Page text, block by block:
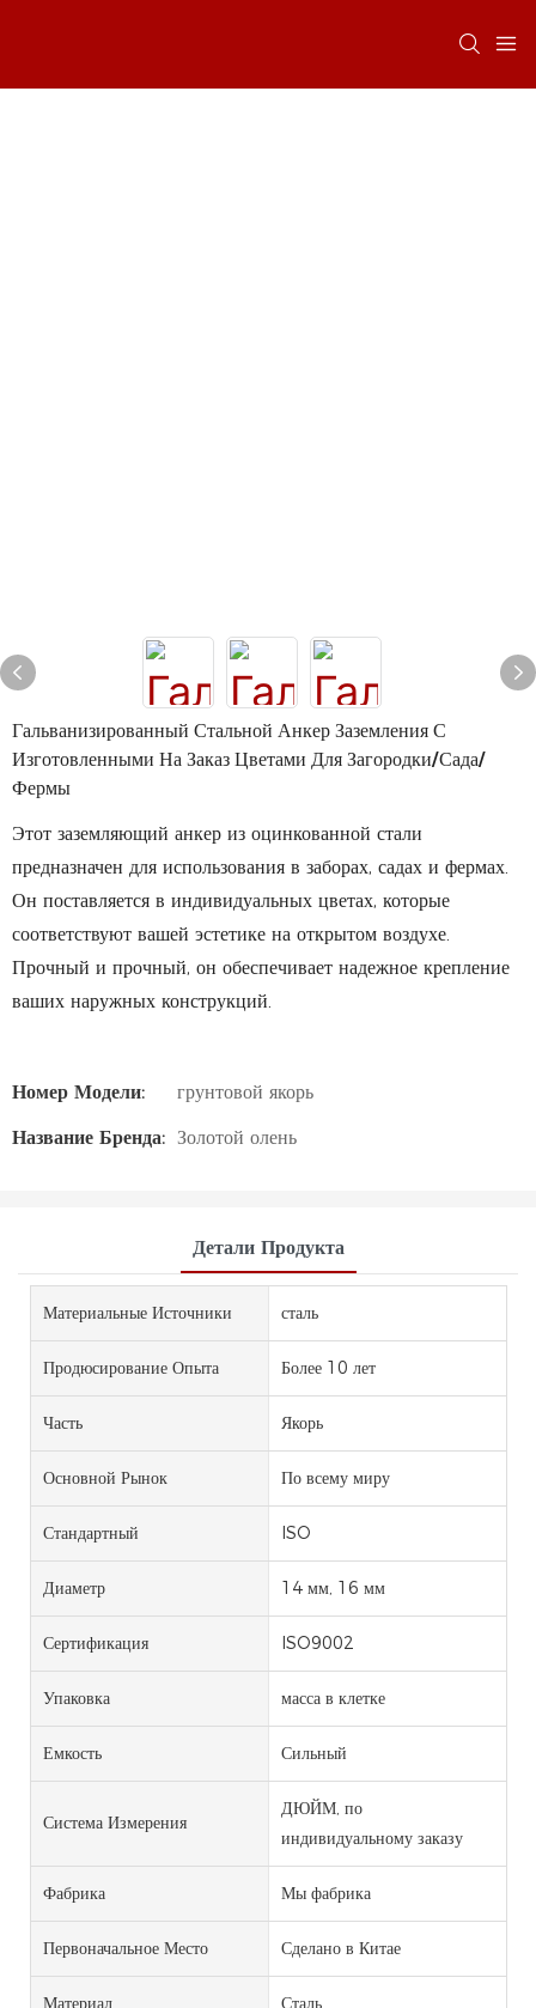
Гальванизированный Стальной Анкер Заземления С
Изготовленными На Заказ Цветами Для Загородки/сада/
Фермы
Этот заземляющий анкер из оцинкованной стали
предназначен для использования в заборах, садах и фермах.
Он поставляется в индивидуальных цветах, которые
соответствуют вашей эстетике на открытом воздухе.
Прочный и прочный, он обеспечивает надежное крепление
ваших наружных конструкций.
Номер Модели:
грунтовой якорь
Название Бренда: Золотой олень
Детали Продукта
Материальные Источники сталь
Продюсирование Опыта Более 10 лет
Часть Якорь
Основной Рынок По всему миру
Стандартный ISO
Диаметр 14 мм, 16 мм
Сертификация ISO9002
Упаковка масса в клетке
Емкость Сильный
Система Измерения
ДЮЙМ, по
индивидуальному заказу
Фабрика Мы фабрика
Первоначальное Место Сделано в Китае
Материал Сталь